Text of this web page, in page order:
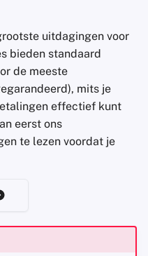
uitdagingen voor
bieden standaard
de meeste
mits je
effectief kunt
eerst ons
te lezen voordat je